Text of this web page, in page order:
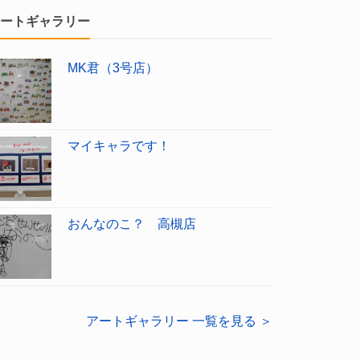
トギャラリー
MK君（3号店）
マイキャラです！
おんなのこ？ 高槻店
アートギャラリー 一覧を見る ＞